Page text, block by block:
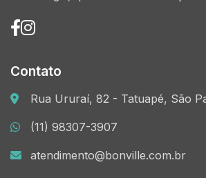
Contato
Rua Ururaí, 82 - Tatuapé, São
(11) 98307-3907
atendimento@bonville.com.br